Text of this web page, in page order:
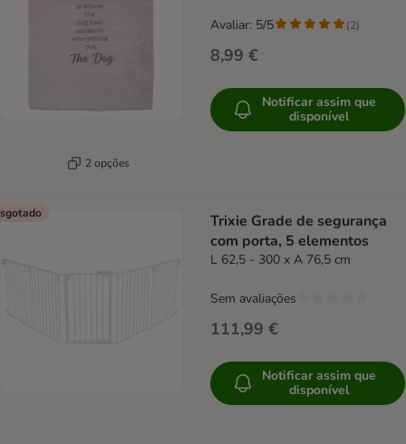
2 opções
8,99 €
Avaliar: 5/5 (2)
Notificar assim que
disponível
Trixie Grade de segurança
com porta, 5 elementos
L 62,5 - 300 x A 76,5 cm
111,99 €
Sem avaliações
Notificar assim que
disponível